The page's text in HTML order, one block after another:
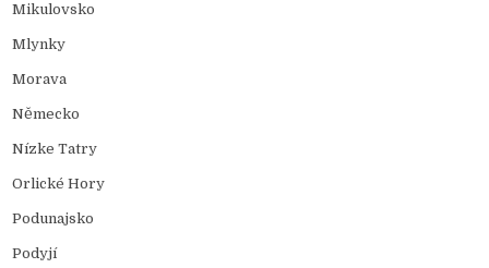
Mikulovsko
Mlynky
Morava
Německo
Nízke Tatry
Orlické Hory
Podunajsko
Podyjí